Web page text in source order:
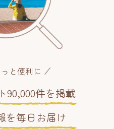
と便利に
90,000件を掲載
を毎日お届け